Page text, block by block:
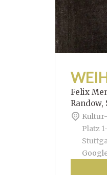
Felix
Platz